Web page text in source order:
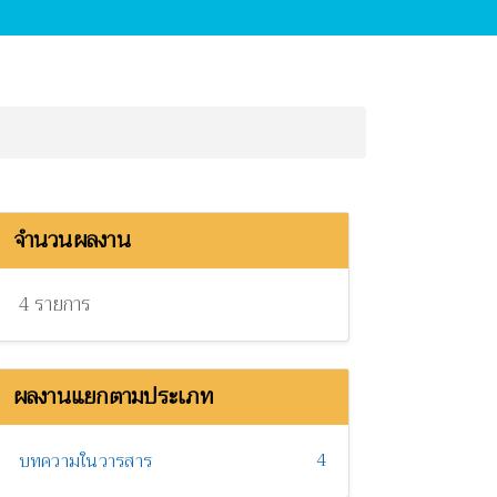
จำนวนผลงาน
4 รายการ
ผลงานแยกตามประเภท
บทความในวารสาร 4